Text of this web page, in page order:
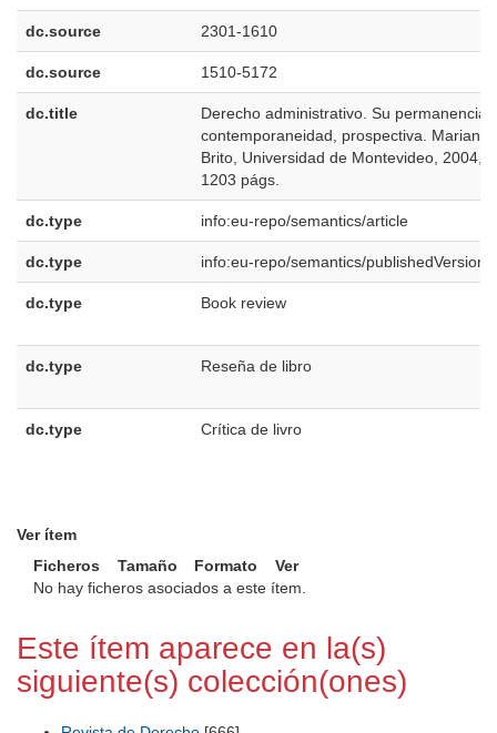
dc.source 2301-1610
dc.source 1510-5172
dc.title
Derecho administrativo. Su permanencia,
contemporaneidad, prospectiva. Mariano
Brito, Universidad de Montevideo, 2004,
1203 págs.
dc.type info:eu-repo/semantics/article
dc.type info:eu-repo/semantics/publishedVersion
dc.type Book review
dc.type Reseña de libro
dc.type Crítica de livro
Ver ítem
Ficheros
Tamaño Formato
Ver
No hay ficheros asociados a este ítem.
Este ítem aparece en la(s)
siguiente(s) colección(ones)